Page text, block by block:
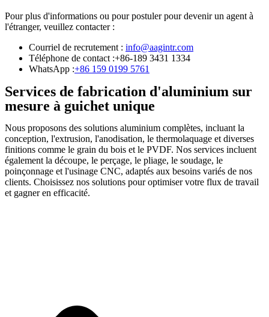
Pour plus d'informations ou pour postuler pour devenir un agent à
l'étranger, veuillez contacter :
Courriel de recrutement : info@aagintr.com
Téléphone de contact :+86-189 3431 1334
WhatsApp :+86 159 0199 5761
Services de fabrication d'aluminium sur
mesure à guichet unique
Nous proposons des solutions aluminium complètes, incluant la
conception, l'extrusion, l'anodisation, le thermolaquage et diverses
finitions comme le grain du bois et le PVDF. Nos services incluent
également la découpe, le perçage, le pliage, le soudage, le
poinçonnage et l'usinage CNC, adaptés aux besoins variés de nos
clients. Choisissez nos solutions pour optimiser votre flux de travail
et gagner en efficacité.